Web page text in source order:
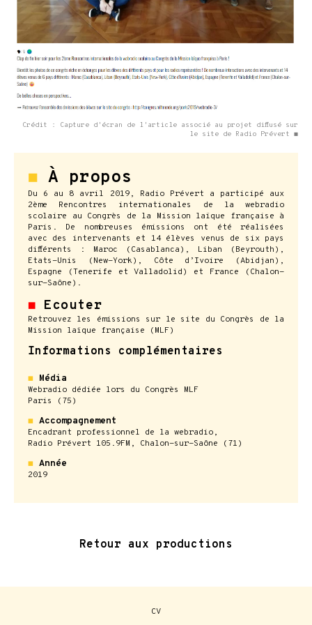
Crédit : Capture d'écran de l'article associé au projet diffusé sur
le site de Radio Prévert ◼
◼ À propos
Du 6 au 8 avril 2019, Radio Prévert a participé aux
2ème Rencontres internationales de la webradio
scolaire au Congrès de la Mission laïque française à
Paris. De nombreuses émissions ont été réalisées
avec des intervenants et 14 élèves venus de six pays
différents : Maroc (Casablanca), Liban (Beyrouth),
Etats-Unis (New-York), Côte d’Ivoire (Abidjan),
Espagne (Tenerife et Valladolid) et France (Chalon-
sur-Saône).
◼ Ecouter
Retrouvez les émissions sur le site du Congrès de la
Mission laïque française (MLF)
Informations complémentaires
◼ Média
Webradio dédiée lors du Congrès MLF
Paris (75)
◼ Accompagnement
Encadrant professionnel de la webradio,
Radio Prévert 105.9FM, Chalon-sur-Saône (71)
◼ Année
2019
Retour aux productions
CV